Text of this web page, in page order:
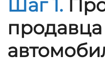
Шаг 1.
продавца